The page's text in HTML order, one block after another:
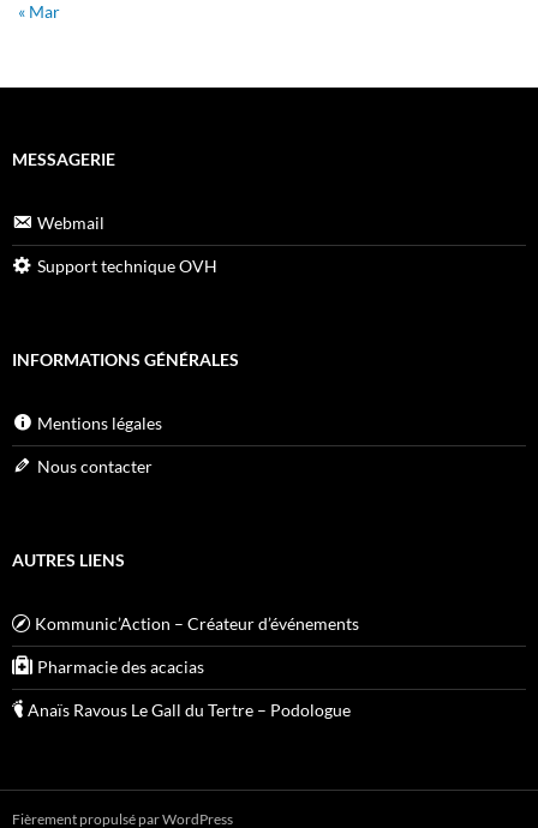
« Mar
MESSAGERIE
Webmail
Support technique OVH
INFORMATIONS GÉNÉRALES
Mentions légales
Nous contacter
AUTRES LIENS
Kommunic’Action – Créateur d’événements
Pharmacie des acacias
Anaïs Ravous Le Gall du Tertre – Podologue
Fièrement propulsé par WordPress